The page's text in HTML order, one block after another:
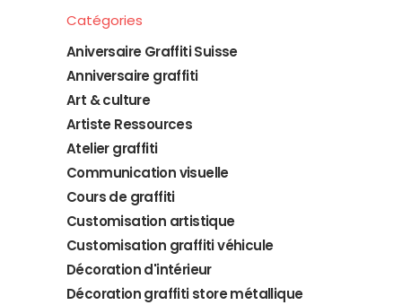
Catégories
Aniversaire Graffiti Suisse
Anniversaire graffiti
Art & culture
Artiste Ressources
Atelier graffiti
Communication visuelle
Cours de graffiti
Customisation artistique
Customisation graffiti véhicule
Décoration d'intérieur
Décoration graffiti store métallique